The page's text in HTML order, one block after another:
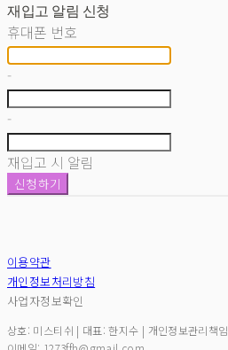
재입고 알림 신청
휴대폰 번호
-
-
재입고 시 알림
신청하기
이용약관
개인정보처리방침
사업자정보확인
상호: 미스티쉬 | 대표: 한지수 | 개인정보관리책